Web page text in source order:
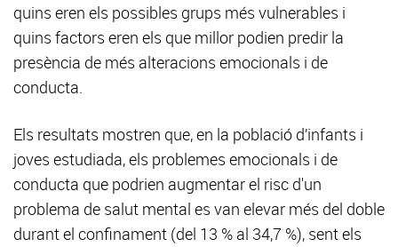
quins eren els possibles grups més vulnerables i
quins factors eren els que millor podien predir la
presència de més alteracions emocionals i de
conducta.
Els resultats mostren que, en la població d’infants i
joves estudiada, els problemes emocionals i de
conducta que podrien augmentar el risc d'un
problema de salut mental es van elevar més del doble
durant el confinament (del 13 % al 34,7 %), sent els